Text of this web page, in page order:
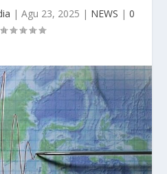
| Agu 23, 2025 | NEWS | 0